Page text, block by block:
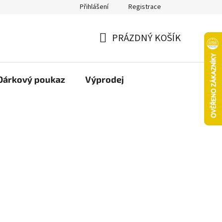
nebo vrácení ve 14denní lhůtě Platba objednávky kartou
Přihlášení Registrace
KOŠÍK
PRÁZDNÝ KOŠÍK
poukaz Výprodej